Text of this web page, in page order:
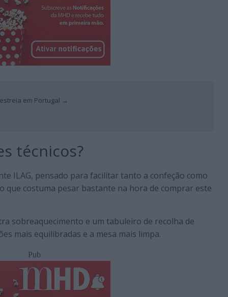
em Portugal →
técnicos?
ILAG, pensado para facilitar tanto a confeção como
que costuma pesar bastante na hora de comprar este
sobreaquecimento e um tabuleiro de recolha de
mais equilibradas e a mesa mais limpa.
Pub